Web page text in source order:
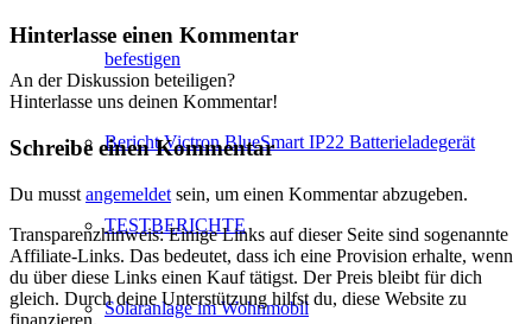
befestigen
Bericht Victron BlueSmart IP22 Batterieladegerät
TESTBERICHTE
Solaranlage im Wohnmobil
Hinterlasse einen Kommentar
An der Diskussion beteiligen?
Hinterlasse uns deinen Kommentar!
Schreibe einen Kommentar
Du musst angemeldet sein, um einen Kommentar abzugeben.
Transparenzhinweis: Einige Links auf dieser Seite sind sogenannte
Affiliate-Links. Das bedeutet, dass ich eine Provision erhalte, wenn
du über diese Links einen Kauf tätigst. Der Preis bleibt für dich
gleich. Durch deine Unterstützung hilfst du, diese Website zu
finanzieren.